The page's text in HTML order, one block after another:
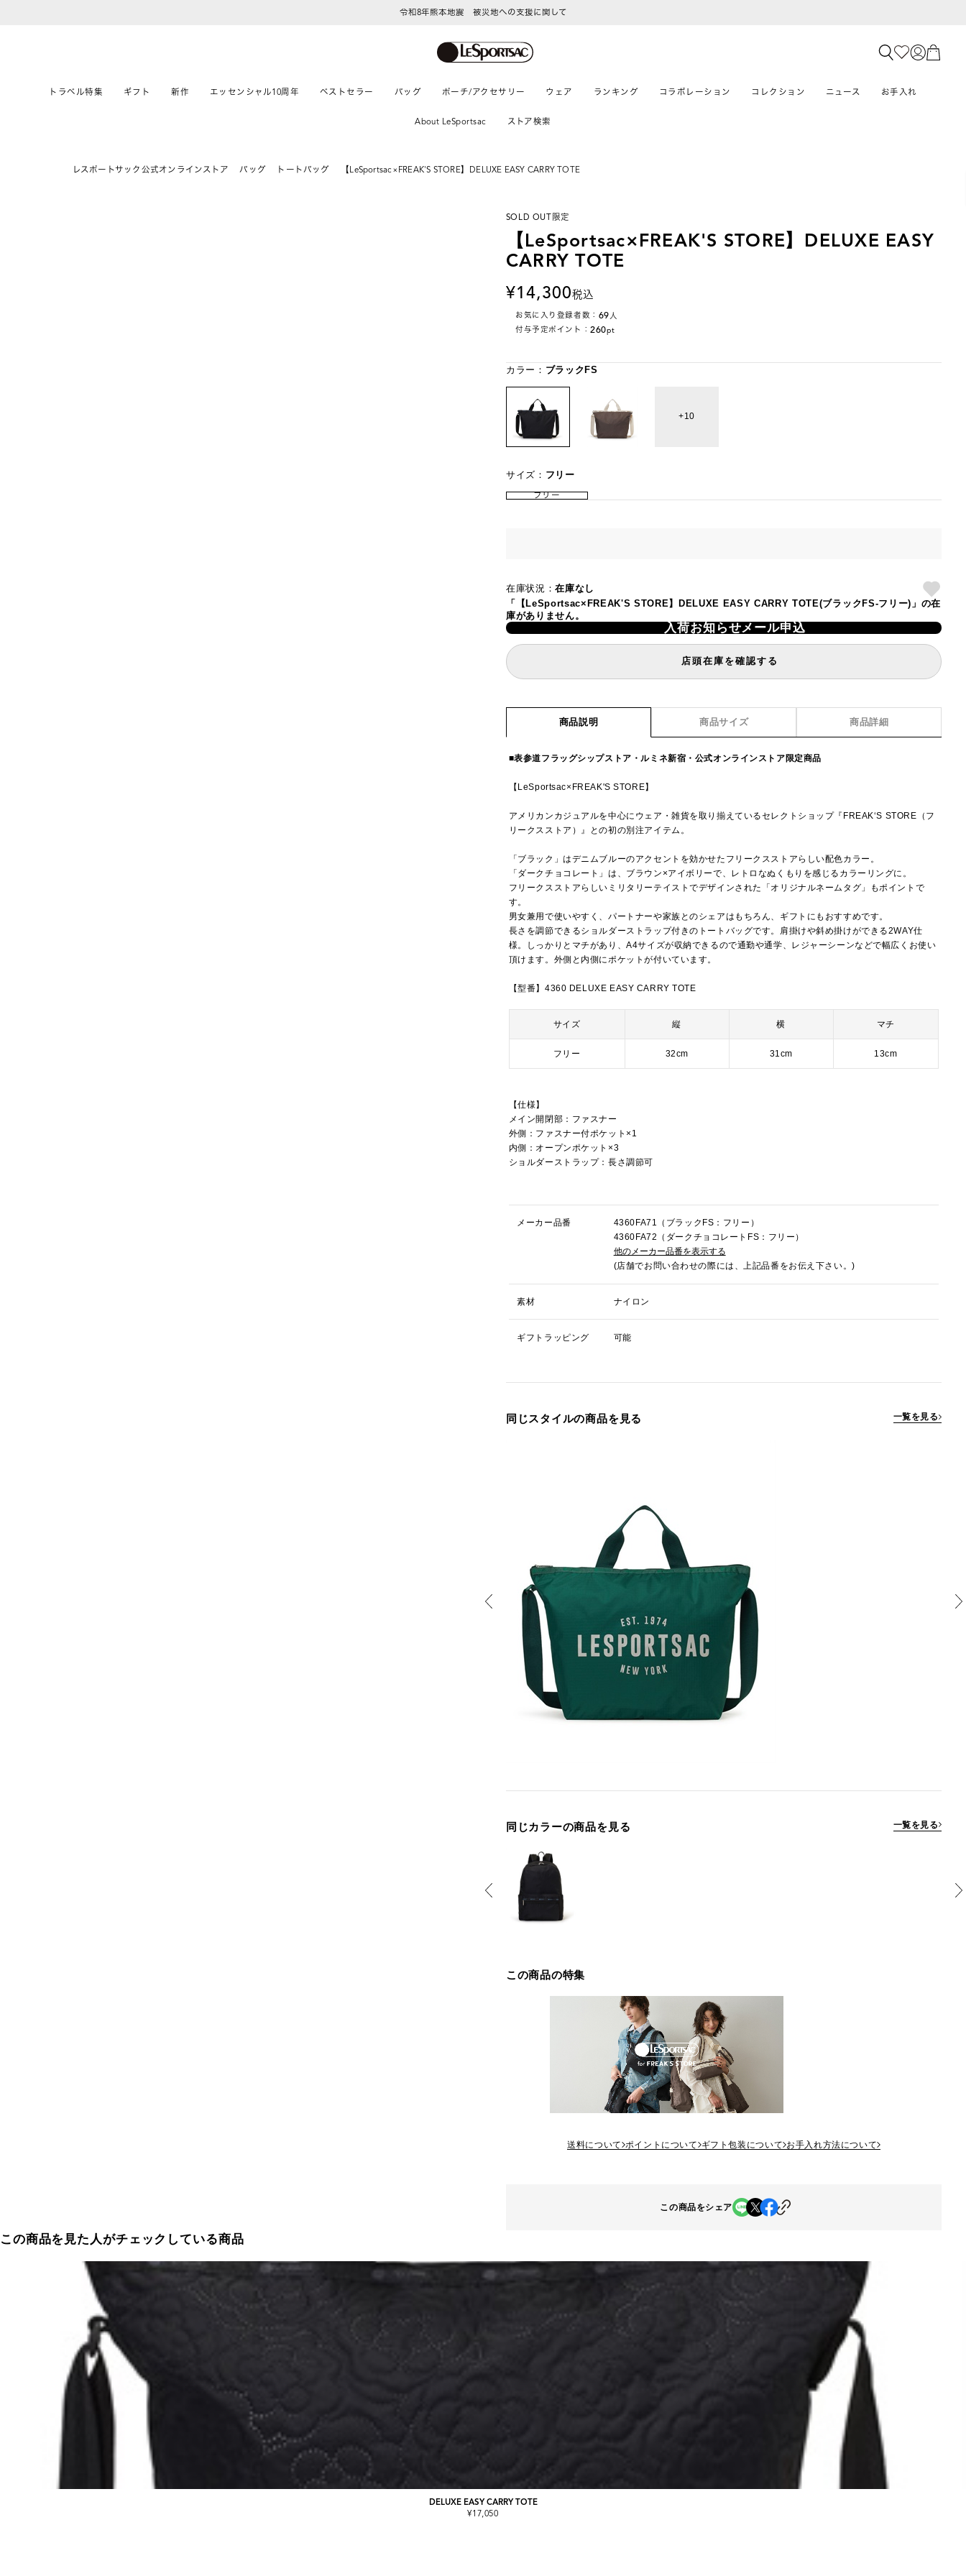
LeSportsac Member's Club
トラベル特集 ギフト 新作 エッセンシャル10周年 ベストセラー バッグ ポーチ/アクセサリー ウェア ランキング コラボレーション コレクション ニュース お手入れ
About LeSportsac ストア検索
レスポートサック公式オンラインストア バッグ トートバッグ 【LeSportsac×FREAK'S STORE】DELUXE EASY CARRY TOTE
SOLD OUT 限定
【LeSportsac×FREAK'S STORE】DELUXE EASY
CARRY TOTE
14,300税込
お気に入り登録者数： 69 人
付与予定ポイント：260pt
カラー： ブラックFS
10
サイズ： フリー
フリー
在庫状況：在庫なし
「【LeSportsac×FREAK'S STORE】DELUXE EASY CARRY TOTE(ブラックFS-フリー)」の在
庫がありません。
入荷お知らせメール申込
店頭在庫を確認する
商品説明 商品サイズ 商品詳細
■表参道フラッグシップストア・ルミネ新宿・公式オンラインストア限定商品
【LeSportsac×FREAK'S STORE】
アメリカンカジュアルを中心にウェア・雑貨を取り揃えているセレクトショップ『FREAK‘S STORE（フ
リークスストア）』との初の別注アイテム。
「ブラック」はデニムブルーのアクセントを効かせたフリークスストアらしい配色カラー。
「ダークチョコレート」は、ブラウン×アイボリーで、レトロなぬくもりを感じるカラーリングに。
フリークスストアらしいミリタリーテイストでデザインされた「オリジナルネームタグ」もポイントで
す。
男女兼用で使いやすく、パートナーや家族とのシェアはもちろん、ギフトにもおすすめです。
長さを調節できるショルダーストラップ付きのトートバッグです。肩掛けや斜め掛けができる2WAY仕
様。しっかりとマチがあり、A4サイズが収納できるので通勤や通学、レジャーシーンなどで幅広くお使い
頂けます。外側と内側にポケットが付いています。
【型番】4360 DELUXE EASY CARRY TOTE
サイズ 縦 横 マチ
フリー 32cm 31cm 13cm
【仕様】
メイン開閉部：ファスナー
外側：ファスナー付ポケット×1
内側：オープンポケット×3
ショルダーストラップ：長さ調節可
メーカー品番
4360FA71（ブラックFS：フリー）
4360FA72（ダークチョコレートFS：フリー）
他のメーカー品番を表示する
(店舗でお問い合わせの際には、上記品番をお伝え下さい。)
素材 ナイロン
ギフトラッピング 可能
同じスタイルの商品を見る 一覧を見る
同じカラーの商品を見る 一覧を見る
この商品の特集
送料について ポイントについて ギフト包装について お手入れ方法について
この商品をシェア
この商品を見た人がチェックしている商品
DELUXE EASY CARRY TOTE
¥17,050